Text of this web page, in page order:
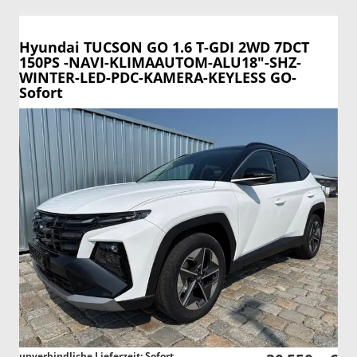
Hyundai TUCSON GO 1.6 T-GDI 2WD 7DCT
150PS -NAVI-KLIMAAUTOM-ALU18"-SHZ-
WINTER-LED-PDC-KAMERA-KEYLESS GO-
Sofort